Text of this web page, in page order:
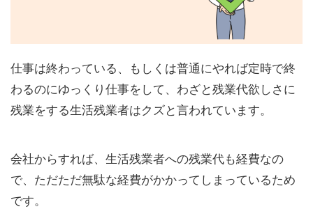
仕事は終わっている、もしくは普通にやれば定時で終
わるのにゆっくり仕事をして、わざと残業代欲しさに
残業をする生活残業者はクズと言われています。
会社からすれば、生活残業者への残業代も経費なの
で、ただただ無駄な経費がかかってしまっているため
です。